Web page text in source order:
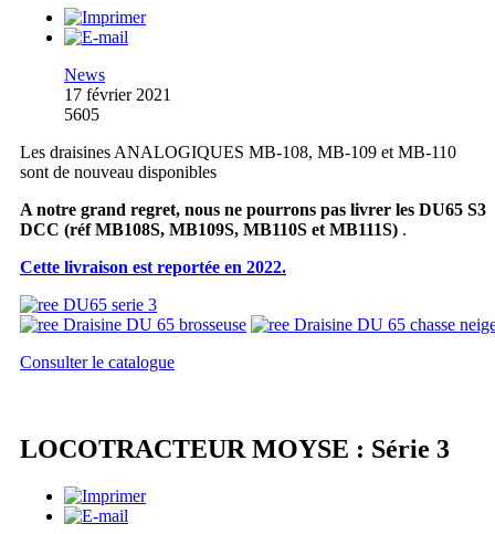
News
17 février 2021
5605
Les draisines ANALOGIQUES MB-108, MB-109 et MB-110
sont de nouveau disponibles
A notre grand regret, nous ne pourrons pas livrer les DU65 S3
DCC (réf MB108S, MB109S, MB110S et MB111S) .
Cette livraison est reportée en 2022.
Consulter le catalogue
LOCOTRACTEUR MOYSE : Série 3